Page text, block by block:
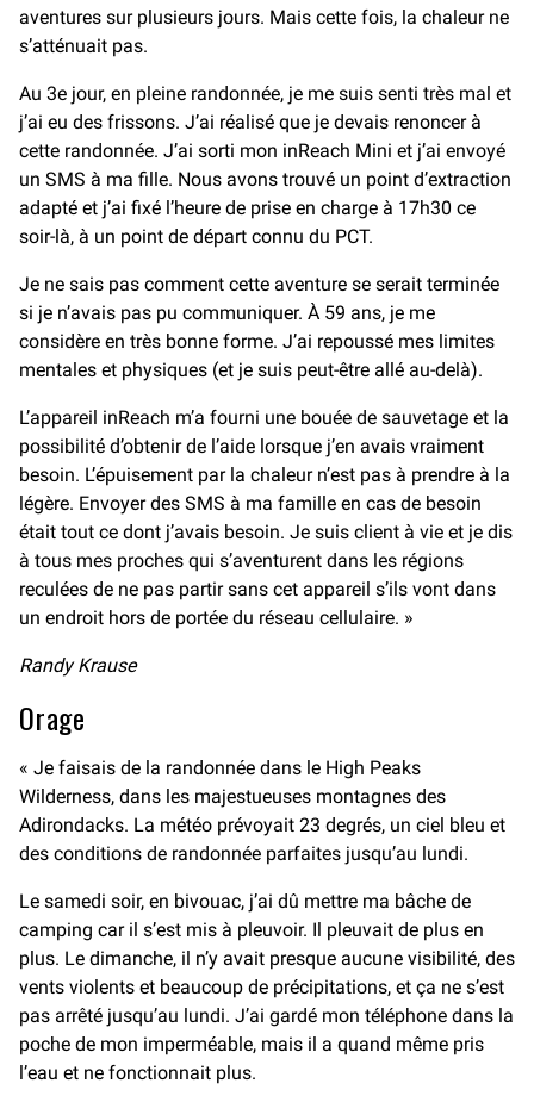
aventures sur plusieurs jours. Mais cette fois, la chaleur ne
s’atténuait pas.
Au 3e jour, en pleine randonnée, je me suis senti très mal et
j’ai eu des frissons. J’ai réalisé que je devais renoncer à
cette randonnée. J’ai sorti mon inReach Mini et j’ai envoyé
un SMS à ma fille. Nous avons trouvé un point d’extraction
adapté et j’ai fixé l’heure de prise en charge à 17h30 ce
soir-là, à un point de départ connu du PCT.
Je ne sais pas comment cette aventure se serait terminée
si je n’avais pas pu communiquer. À 59 ans, je me
considère en très bonne forme. J’ai repoussé mes limites
mentales et physiques (et je suis peut-être allé au-delà).
L’appareil inReach m’a fourni une bouée de sauvetage et la
possibilité d’obtenir de l’aide lorsque j’en avais vraiment
besoin. L’épuisement par la chaleur n’est pas à prendre à la
légère. Envoyer des SMS à ma famille en cas de besoin
était tout ce dont j’avais besoin. Je suis client à vie et je dis
à tous mes proches qui s’aventurent dans les régions
reculées de ne pas partir sans cet appareil s’ils vont dans
un endroit hors de portée du réseau cellulaire. »
Randy Krause
Orage
« Je faisais de la randonnée dans le High Peaks
Wilderness, dans les majestueuses montagnes des
Adirondacks. La météo prévoyait 23 degrés, un ciel bleu et
des conditions de randonnée parfaites jusqu’au lundi.
Le samedi soir, en bivouac, j’ai dû mettre ma bâche de
camping car il s’est mis à pleuvoir. Il pleuvait de plus en
plus. Le dimanche, il n’y avait presque aucune visibilité, des
vents violents et beaucoup de précipitations, et ça ne s’est
pas arrêté jusqu’au lundi. J’ai gardé mon téléphone dans la
poche de mon imperméable, mais il a quand même pris
l’eau et ne fonctionnait plus.